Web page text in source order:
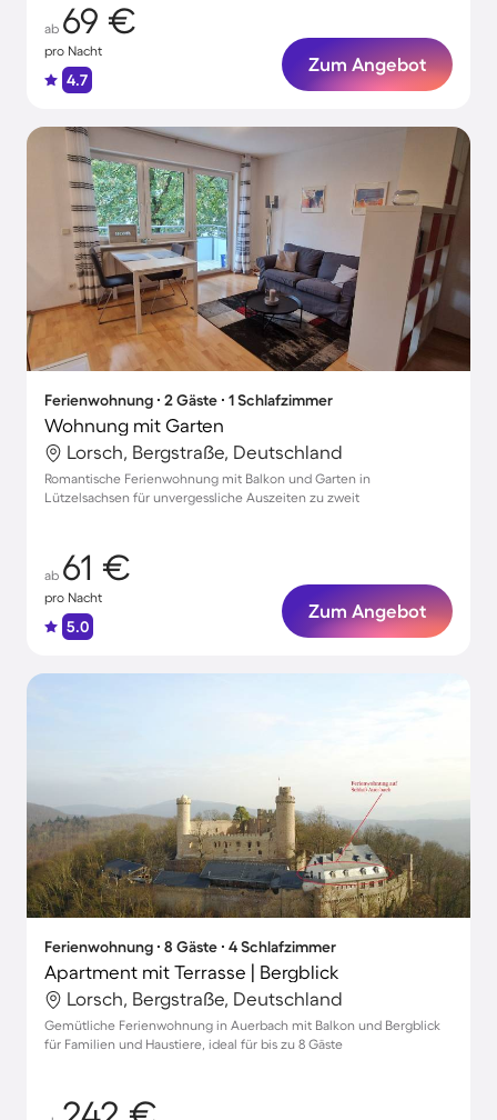
ab 69 €
pro Nacht
4.7
Zum Angebot
Ferienwohnung ∙ 2 Gäste ∙ 1 Schlafzimmer
Wohnung mit Garten
Lorsch, Bergstraße, Deutschland
Romantische Ferienwohnung mit Balkon und Garten in
Lützelsachsen für unvergessliche Auszeiten zu zweit
ab 61 €
pro Nacht
5.0
Zum Angebot
Ferienwohnung ∙ 8 Gäste ∙ 4 Schlafzimmer
Apartment mit Terrasse | Bergblick
Lorsch, Bergstraße, Deutschland
Gemütliche Ferienwohnung in Auerbach mit Balkon und Bergblick
für Familien und Haustiere, ideal für bis zu 8 Gäste